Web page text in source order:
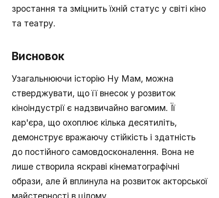
зростання та зміцнить їхній статус у світі кіно
та театру.
Висновок
Узагальнюючи історію Ну Мам, можна
стверджувати, що її внесок у розвиток
кіноіндустрії є надзвичайно вагомим. Її
кар'єра, що охоплює кілька десятиліть,
демонструє вражаючу стійкість і здатність
до постійного самовдосконалення. Вона не
лише створила яскраві кінематографічні
образи, але й вплинула на розвиток акторської
майстерності в цілому.